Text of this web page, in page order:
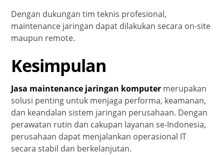
Dengan dukungan tim teknis profesional,
maintenance jaringan dapat dilakukan secara on-site
maupun remote.
Kesimpulan
Jasa maintenance jaringan komputer merupakan
solusi penting untuk menjaga performa, keamanan,
dan keandalan sistem jaringan perusahaan. Dengan
perawatan rutin dan cakupan layanan se-Indonesia,
perusahaan dapat menjalankan operasional IT
secara stabil dan berkelanjutan.